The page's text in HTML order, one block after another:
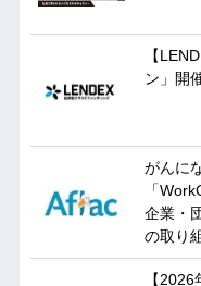
【
ン」開
がんに
「
企業・
の取り
【